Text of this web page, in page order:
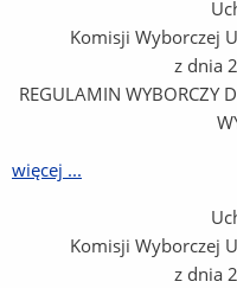
Komisji Wyborczej
z dnia
REGULAMIN WYBORCZY
więcej ...
Komisji Wyborczej
z dnia